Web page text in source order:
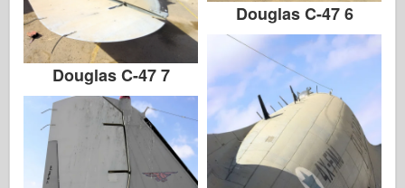
Douglas C-47 6
Douglas C-47 7